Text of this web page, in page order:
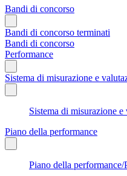
Bandi di concorso
Bandi di concorso terminati
Bandi di concorso
Performance
Sistema di misurazione e
Sistema di misurazione
Piano della performance
Piano della